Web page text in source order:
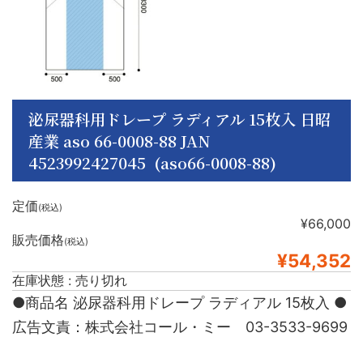
泌尿器科用ドレープ ラディアル 15枚入 日昭
産業 aso 66-0008-88 JAN
4523992427045 (aso66-0008-88)
定価(税込)
¥66,000
販売価格(税込)
¥54,352
在庫状態 : 売り切れ
●商品名 泌尿器科用ドレープ ラディアル 15枚入 ●
広告文責：株式会社コール・ミー 03-3533-9699